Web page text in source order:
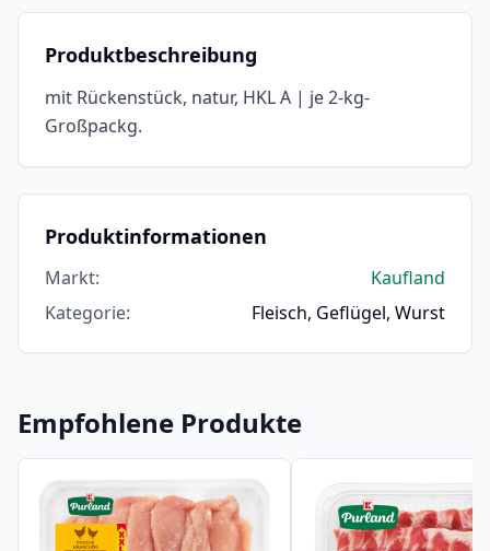
Produktbeschreibung
mit Rückenstück, natur, HKL A | je 2-kg-
Großpackg.
Produktinformationen
Markt:
Kaufland
Kategorie: Fleisch, Geflügel, Wurst
Empfohlene Produkte